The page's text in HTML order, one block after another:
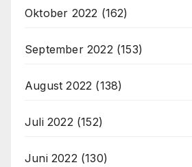
Oktober 2022 (162)
September 2022 (153)
August 2022 (138)
Juli 2022 (152)
Juni 2022 (130)